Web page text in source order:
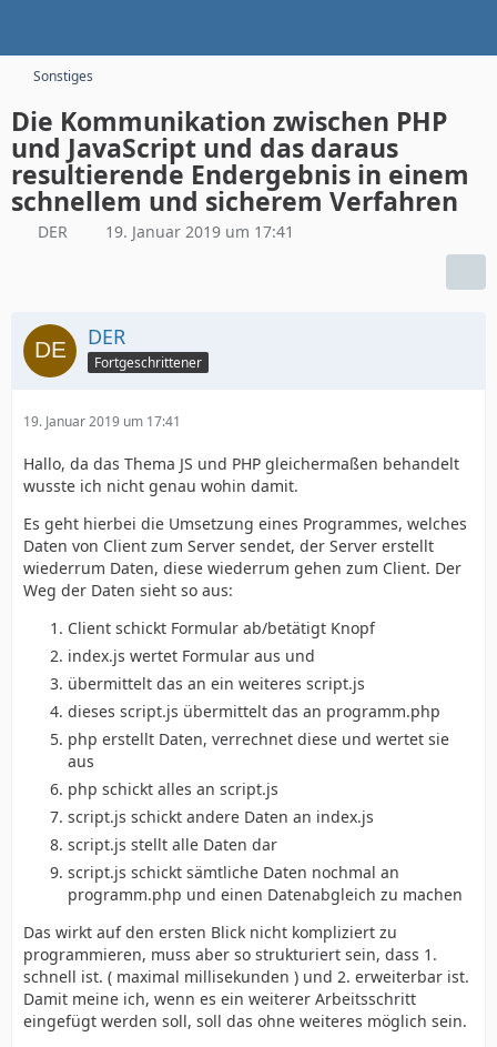
Sonstiges
Die Kommunikation zwischen PHP
und JavaScript und das daraus
resultierende Endergebnis in einem
schnellem und sicherem Verfahren
DER 19. Januar 2019 um 17:41
DER
Fortgeschrittener
19. Januar 2019 um 17:41
Hallo, da das Thema JS und PHP gleichermaßen behandelt
wusste ich nicht genau wohin damit.
Es geht hierbei die Umsetzung eines Programmes, welches
Daten von Client zum Server sendet, der Server erstellt
wiederrum Daten, diese wiederrum gehen zum Client. Der
Weg der Daten sieht so aus:
Client schickt Formular ab/betätigt Knopf
index.js wertet Formular aus und
übermittelt das an ein weiteres script.js
dieses script.js übermittelt das an programm.php
php erstellt Daten, verrechnet diese und wertet sie
aus
php schickt alles an script.js
script.js schickt andere Daten an index.js
script.js stellt alle Daten dar
script.js schickt sämtliche Daten nochmal an
programm.php und einen Datenabgleich zu machen
Das wirkt auf den ersten Blick nicht kompliziert zu
programmieren, muss aber so strukturiert sein, dass 1.
schnell ist. ( maximal millisekunden ) und 2. erweiterbar ist.
Damit meine ich, wenn es ein weiterer Arbeitsschritt
eingefügt werden soll, soll das ohne weiteres möglich sein.